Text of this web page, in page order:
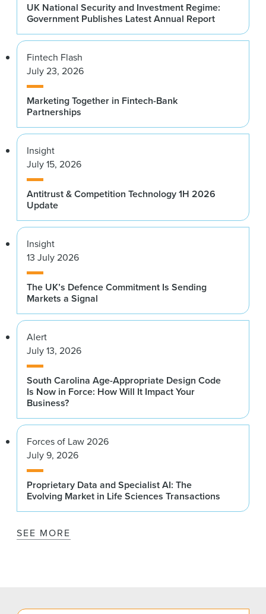
UK National Security and Investment Regime:
Government Publishes Latest Annual Report
Fintech Flash
July 23, 2026
Marketing Together in Fintech-Bank
Partnerships
Insight
July 15, 2026
Antitrust & Competition Technology 1H 2026
Update
Insight
13 July 2026
The UK’s Defence Commitment Is Sending
Markets a Signal
Alert
July 13, 2026
South Carolina Age-Appropriate Design Code
Is Now in Force: How Will It Impact Your
Business?
Forces of Law 2026
July 9, 2026
Proprietary Data and Specialist AI: The
Evolving Market in Life Sciences Transactions
SEE MORE